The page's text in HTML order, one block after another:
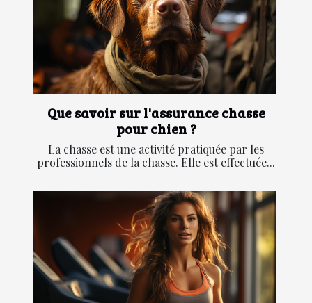
Que savoir sur l'assurance chasse
pour chien ?
La chasse est une activité pratiquée par les
professionnels de la chasse. Elle est effectuée...